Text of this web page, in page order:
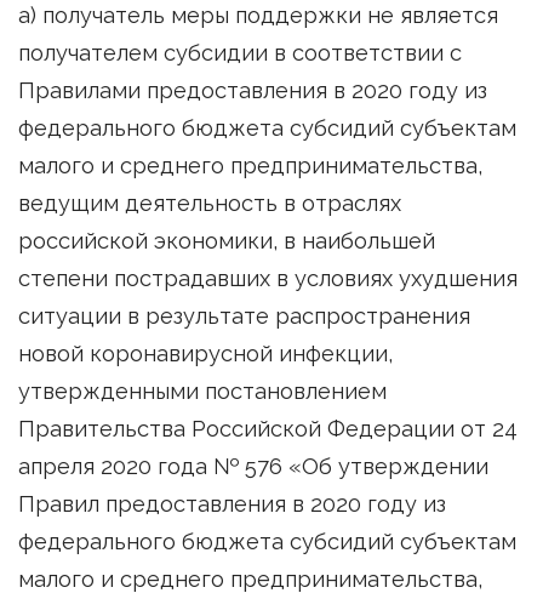
а) получатель меры поддержки не является
получателем субсидии в соответствии с
Правилами предоставления в 2020 году из
федерального бюджета субсидий субъектам
малого и среднего предпринимательства,
ведущим деятельность в отраслях
российской экономики, в наибольшей
степени пострадавших в условиях ухудшения
ситуации в результате распространения
новой коронавирусной инфекции,
утвержденными постановлением
Правительства Российской Федерации от 24
апреля 2020 года № 576 «Об утверждении
Правил предоставления в 2020 году из
федерального бюджета субсидий субъектам
малого и среднего предпринимательства,